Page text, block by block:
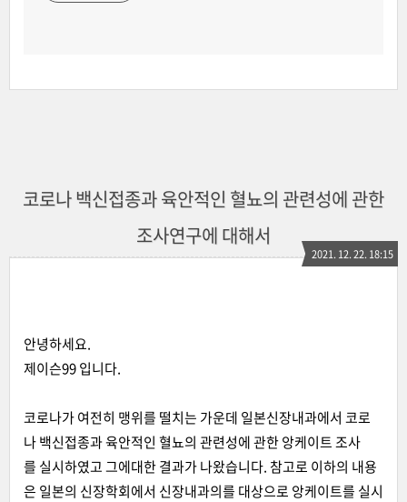
코로나 백신접종과 육안적인 혈뇨의 관련성에 관한
조사연구에 대해서
2021. 12. 22. 18:15
안녕하세요.
제이슨99 입니다.
코로나가 여전히 맹위를 떨치는 가운데 일본신장내과에서 코로
나 백신접종과 육안적인 혈뇨의 관련성에 관한 앙케이트 조사
를 실시하였고 그에대한 결과가 나왔습니다. 참고로 이하의 내용
은 일본의 신장학회에서 신장내과의를 대상으로 앙케이트를 실시